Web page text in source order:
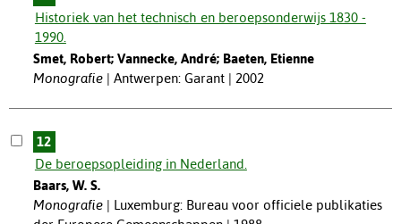
Historiek van het technisch en beroepsonderwijs 1830 -
1990.
Smet, Robert; Vannecke, André; Baeten, Etienne
Monografie
Antwerpen: Garant | 2002
12
De beroepsopleiding in Nederland.
Baars, W. S.
Monografie
Luxemburg: Bureau voor officiele publikaties